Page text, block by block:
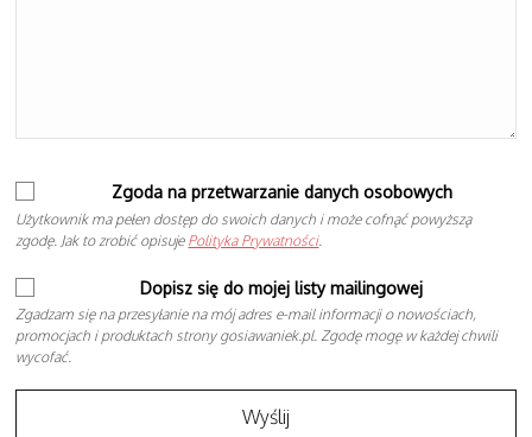
Zgoda na przetwarzanie danych osobowych
Użytkownik ma pełen dostęp do swoich danych i może cofnąć powyższą
zgodę. Jak to zrobić opisuje Polityka Prywatności.
Dopisz się do mojej listy mailingowej
Zgadzam się na przesyłanie na mój adres e-mail informacji o nowościach,
promocjach i produktach strony gosiawaniek.pl. Zgodę mogę w każdej chwili
wycofać.